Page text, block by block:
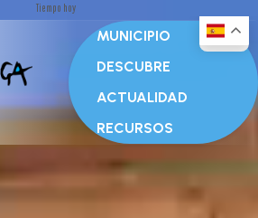
Tiempo hoy
MUNICIPIO
DESCUBRE
ACTUALIDAD
RECURSOS